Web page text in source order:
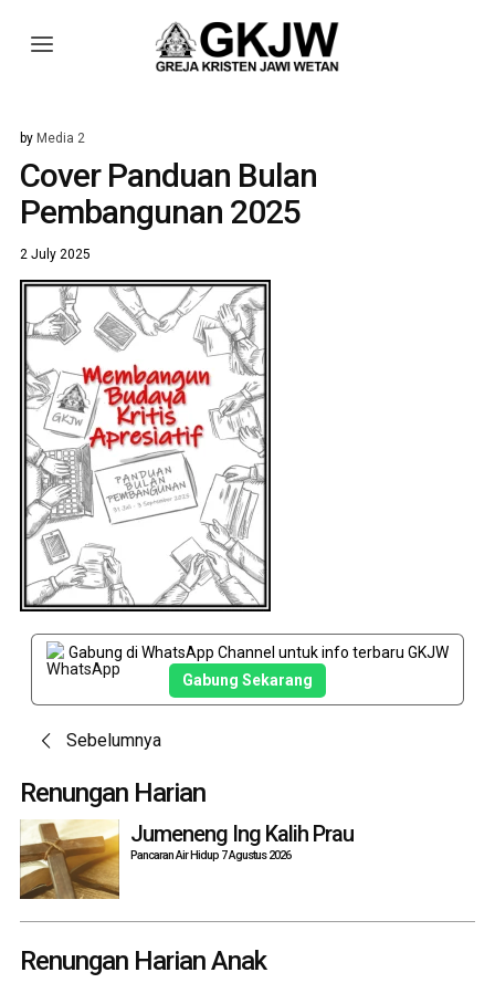
by Media 2
Cover Panduan Bulan
Pembangunan 2025
2 July 2025
Gabung di WhatsApp Channel untuk info terbaru GKJW
Gabung Sekarang
Post
navigation
Sebelumnya
Renungan Harian
Jumeneng Ing Kalih Prau
Pancaran Air Hidup 7 Agustus 2026
Renungan Harian Anak